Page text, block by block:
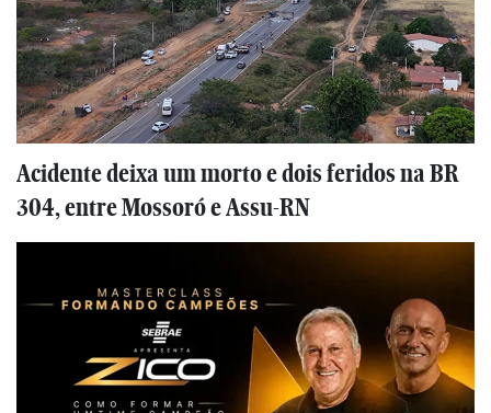
Acidente deixa um morto e dois feridos na BR
304, entre Mossoró e Assu-RN